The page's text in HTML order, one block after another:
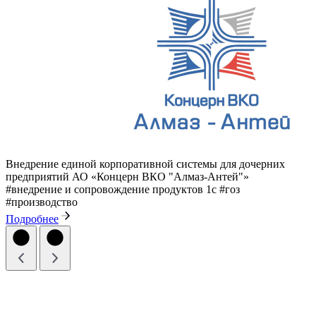
Внедрение единой корпоративной системы для дочерних
предприятий АО «Концерн ВКО "Алмаз-Антей"»
#внедрение и сопровождение продуктов 1с #гоз
#производство
Подробнее